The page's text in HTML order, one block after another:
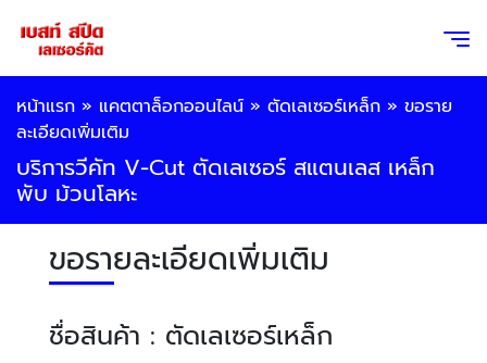
หน้าแรก » แคตตาล็อกออนไลน์ » ตัดเลเซอร์เหล็ก » ขอราย
ละเอียดเพิ่มเติม
บริการวีคัท V-Cut ตัดเลเซอร์ สแตนเลส เหล็ก
พับ ม้วนโลหะ
ขอรายละเอียดเพิ่มเติม
ชื่อสินค้า : ตัดเลเซอร์เหล็ก